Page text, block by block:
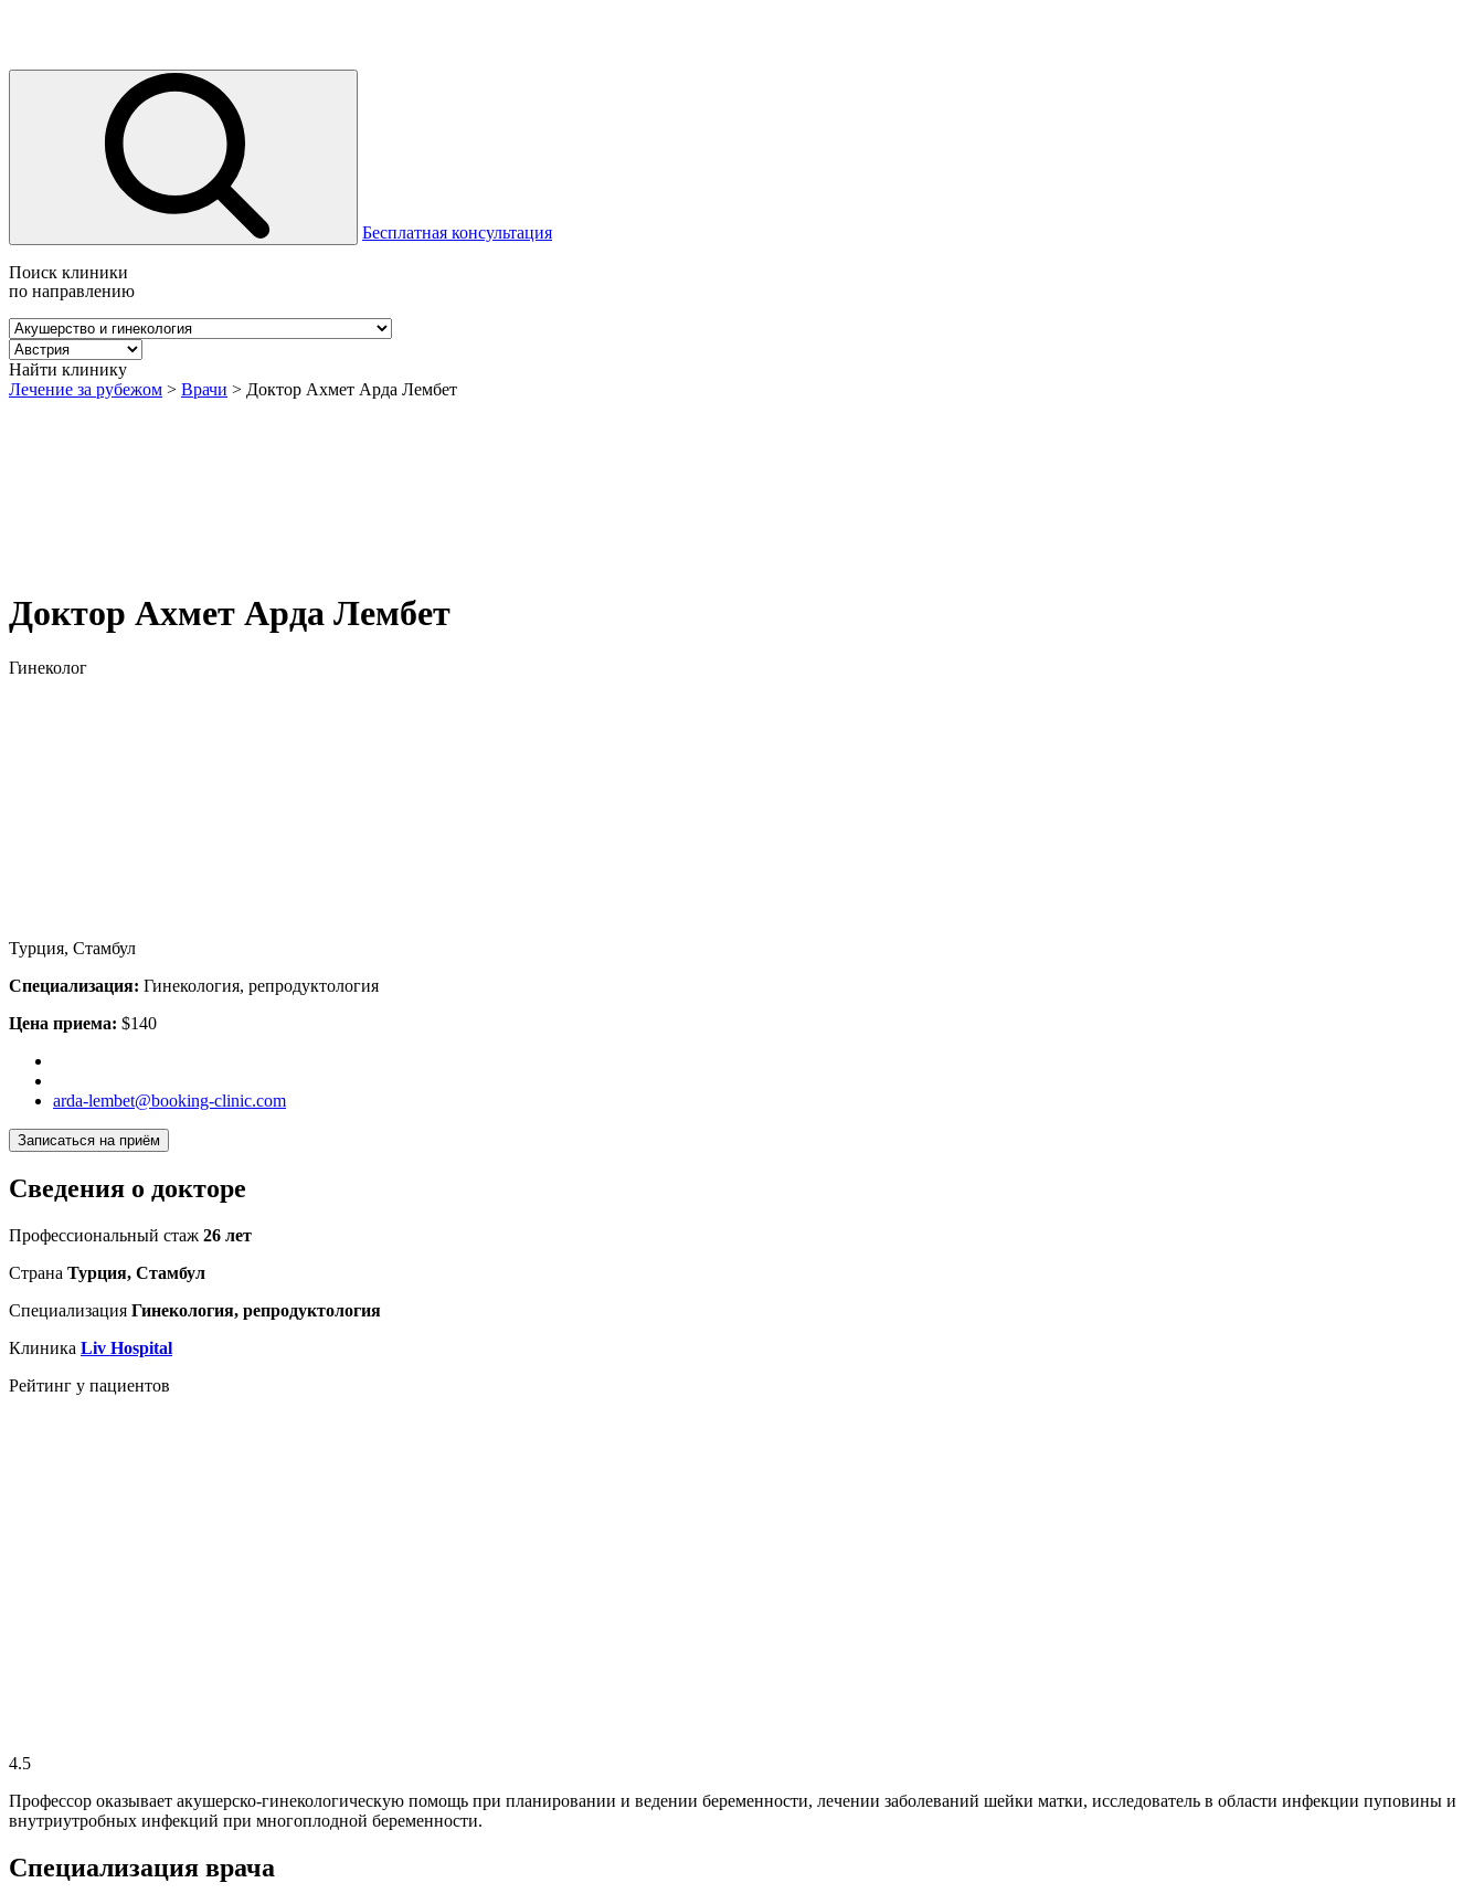
Бесплатная консультация
Поиск клиники
по направлению
Найти клинику
Лечение за рубежом > Врачи > Доктор Ахмет Арда Лембет
Доктор Ахмет Арда Лембет
Гинеколог
Турция, Стамбул
Специализация: Гинекология, репродуктология
Цена приема: $140
arda-lembet@booking-clinic.com
Записаться на приём
Сведения о докторе
Профессиональный стаж 26 лет
Страна Турция, Стамбул
Специализация Гинекология, репродуктология
Клиника Liv Hospital
Рейтинг у пациентов
4.5
Профессор оказывает акушерско-гинекологическую помощь при планировании и ведении беременности, лечении заболеваний шейки матки, исследователь в области инфекции пуповины и
внутриутробных инфекций при многоплодной беременности.
Специализация врача